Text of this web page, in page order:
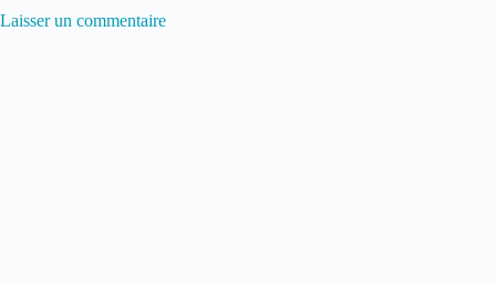
Laisser un commentaire